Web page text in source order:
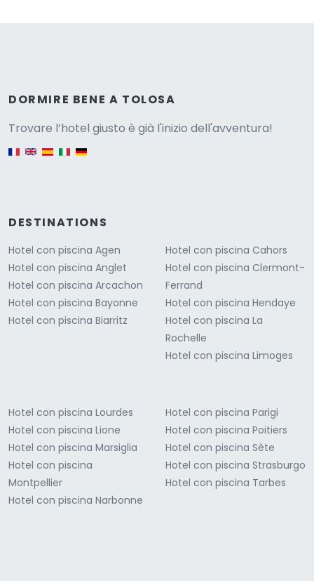
DORMIRE BENE A TOLOSA
Trovare l’hotel giusto è già l'inizio dell'avventura!
English version
DESTINATIONS
Hotel con piscina Agen
Hotel con piscina Anglet
Hotel con piscina Arcachon
Hotel con piscina Bayonne
Hotel con piscina Biarritz
Hotel con piscina Cahors
Hotel con piscina Clermont-
Ferrand
Hotel con piscina Hendaye
Hotel con piscina La
Rochelle
Hotel con piscina Limoges
Hotel con piscina Lourdes
Hotel con piscina Lione
Hotel con piscina Marsiglia
Hotel con piscina
Montpellier
Hotel con piscina Narbonne
Hotel con piscina Parigi
Hotel con piscina Poitiers
Hotel con piscina Sète
Hotel con piscina Strasburgo
Hotel con piscina Tarbes